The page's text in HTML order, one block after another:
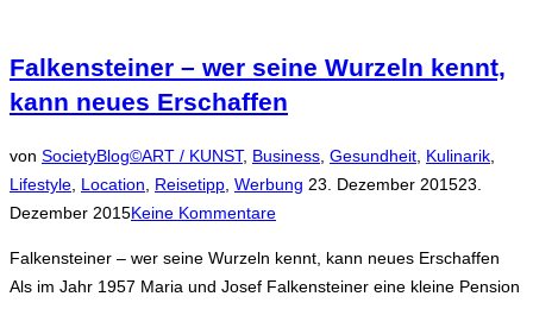
Falkensteiner – wer seine Wurzeln kennt,
kann neues Erschaffen
von SocietyBlog©ART / KUNST, Business Gesundheit Kulinarik
Lifestyle Location Reisetipp Werbung Veröffentlicht
23. Dezember 201523.
Dezember 2015Keine Kommentare
Falkensteiner – wer seine Wurzeln kennt, kann neues Erschaffen
Als im Jahr 1957 Maria und Josef Falkensteiner eine kleine Pension